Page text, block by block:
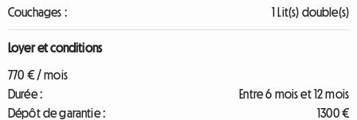
Couchages :
1 Lit(s) double(s)
Loyer et conditions
770 € / mois
Durée :
Entre 6 mois et 12 mois
Dépôt de garantie :
1300 €